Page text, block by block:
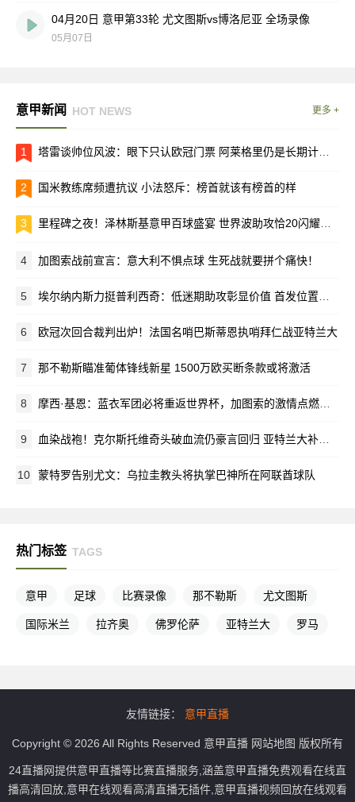
04月20日 意甲第33轮 尤文图斯vs博洛尼亚 全场录像
05月07日
意甲新闻 HOT NEWS 更多 +
1 塔雷谈帅位风波：眼下只认欧冠门票 阿莱格里仍是长期计划核心
2 国米教练席频遭抗议 小法怒斥：榜首就该有榜首的样
3 里程碑之夜！泽林斯基意甲百球盛宴 世界波助攻恰20闪耀梅阿查
4 加图索战前宣言：意大利不惧点球 生死战就要拼个痛快！
5 埃尔纳内斯力挺普利西奇：低迷期助攻彰显价值 首发位置该留给他
6 欧冠次回合裁判出炉！法国名哨巴斯蒂恩执哨拜仁战亚特兰大
7 那不勒斯瞄准葡体锋线新星 1500万欧买断条款或将激活
8 摩西·基恩：蓝衣军团必将重返世界杯，加图索的激情点燃全队
9 血染战袍！克尔斯托维奇头破血流仍豪言回归 亚特兰大补时绝杀创奇迹
10 蒙特罗告别尤文：乌拉圭教头将执掌巴神所在阿联酋球队
热门标签 TAGS
意甲 足球 比赛录像 那不勒斯 尤文图斯
国际米兰 拉齐奥 佛罗伦萨 亚特兰大 罗马
友情链接： 意甲直播
Copyright © 2026 All Rights Reserved 意甲直播 网站地图 版权所有
24直播网提供意甲直播等比赛直播服务,涵盖意甲直播免费观看在线直
播高清回放,意甲在线观看高清直播无插件,意甲直播视频回放在线观看